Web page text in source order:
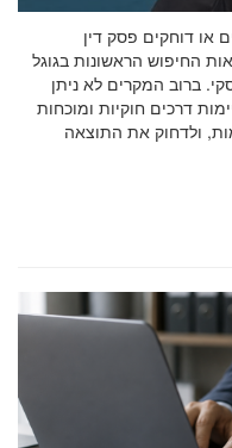
איך מוחקים או דוחקים פסק דין
החיפוש הראשונות בגוגל
ברוב המקרים לא ניתן
דרכים חוקיות ומוכחות
ולדחוק את התוצאה